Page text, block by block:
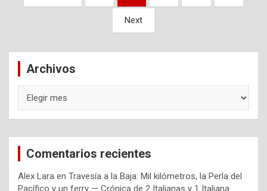
de
Next
Archivos
Comentarios recientes
Alex Lara en Travesía a la Baja: Mil kilómetros, la Perla del
Pacífico y un ferry — Crónica de 2 Italianas y 1 Italiana